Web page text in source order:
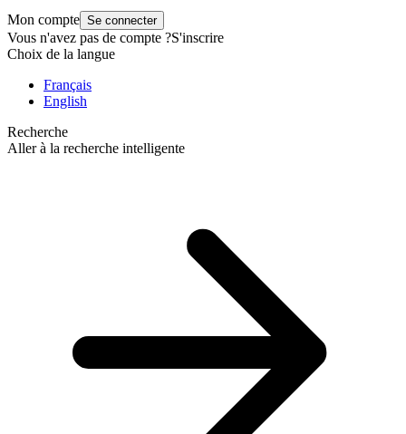
Mon compte Se connecter
Vous n'avez pas de compte ?S'inscrire
Choix de la langue
Français
English
Recherche
Aller à la recherche intelligente